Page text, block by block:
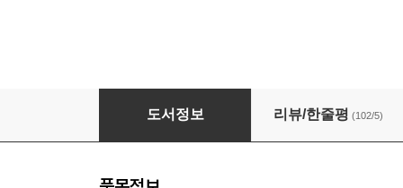
바빠 초등 영어 교과서 필수 표현
도서정보 리뷰/한줄평 (102/5)